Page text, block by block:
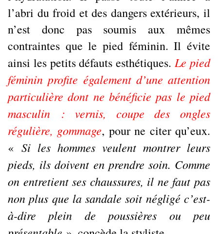
l’abri du froid et des dangers extérieurs, il
n’est donc pas soumis aux mêmes
contraintes que le pied féminin. Il évite
ainsi les petits défauts esthétiques.Le pied
féminin profite également d’une attention
particulière dont ne bénéficie pas le pied
masculin : vernis, coupe des ongles
régulière, gommage, pour ne citer qu’eux.
« Si les hommes veulent montrer leurs
pieds, ils doivent en prendre soin. Comme
on entretient ses chaussures, il ne faut pas
non plus que la sandale soit négligé c’est-
à-dire plein de poussières ou peu